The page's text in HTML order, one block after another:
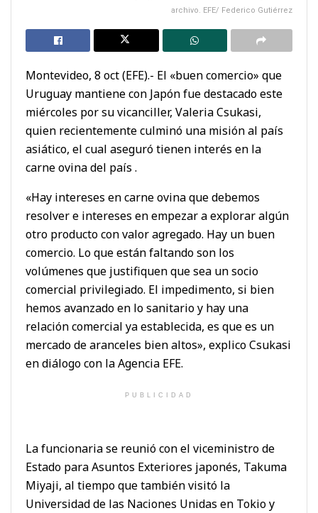
archivo. EFE/ Federico Gutiérrez
Montevideo, 8 oct (EFE).- El «buen comercio» que
Uruguay mantiene con Japón fue destacado este
miércoles por su vicanciller, Valeria Csukasi,
quien recientemente culminó una misión al país
asiático, el cual aseguró tienen interés en la
carne ovina del país .
«Hay intereses en carne ovina que debemos
resolver e intereses en empezar a explorar algún
otro producto con valor agregado. Hay un buen
comercio. Lo que están faltando son los
volúmenes que justifiquen que sea un socio
comercial privilegiado. El impedimento, si bien
hemos avanzado en lo sanitario y hay una
relación comercial ya establecida, es que es un
mercado de aranceles bien altos», explico Csukasi
en diálogo con la Agencia EFE.
PUBLICIDAD
La funcionaria se reunió con el viceministro de
Estado para Asuntos Exteriores japonés, Takuma
Miyaji, al tiempo que también visitó la
Universidad de las Naciones Unidas en Tokio y